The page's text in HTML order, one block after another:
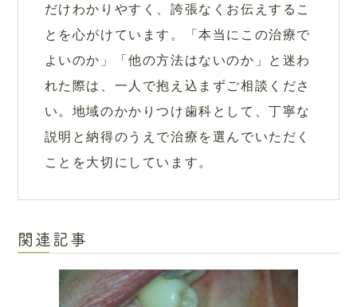
だけわかりやすく、誇張なくお伝えするこ
とを心がけています。「本当にこの治療で
よいのか」「他の方法はないのか」と迷わ
れた際は、一人で抱え込まずご相談くださ
い。地域のかかりつけ歯科として、丁寧な
説明と納得のうえで治療を選んでいただく
ことを大切にしています。
関連記事